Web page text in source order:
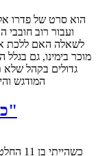
ועבור רוב חובבי
לשאלה האם ללכת
מוכר בימינו, גם
גדולים בקהל שלא
המודגש
כעבור 10 שנים: "פקח את עיניך"